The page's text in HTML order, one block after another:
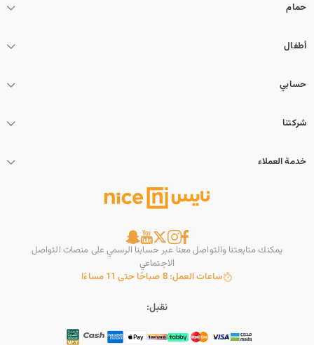
حمام
أطفال
حسابي
شركتنا
خدمة العملاء
يمكنك متابعتنا والتواصل معنا عبر حسابنا الرسمي على منصات التواصل
الاجتماعي
ساعات العمل: 8 صباحًا حتى 11 مساءًا
نقبل: